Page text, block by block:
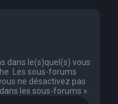
dans le(s)quel(s) vous
Les sous-forums
ne désactivez pas
les sous-forums ».